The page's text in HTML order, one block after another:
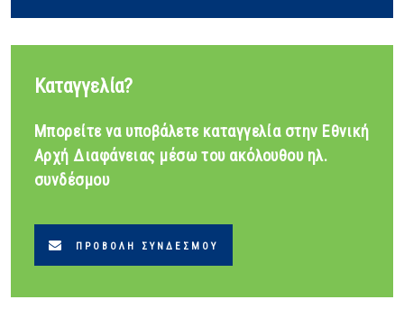
Καταγγελία?
Μπορείτε να υποβάλετε καταγγελία στην Εθνική
Αρχή Διαφάνειας μέσω του ακόλουθου ηλ.
συνδέσμου
ΠΡΟΒΟΛΉ ΣΥΝΔΈΣΜΟΥ